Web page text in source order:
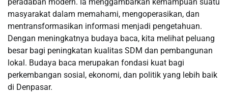
peradaban modern. Ia menggambarkan kemampuan suatu
masyarakat dalam memahami, mengoperasikan, dan
mentransformasikan informasi menjadi pengetahuan.
Dengan meningkatnya budaya baca, kita melihat peluang
besar bagi peningkatan kualitas SDM dan pembangunan
lokal. Budaya baca merupakan fondasi kuat bagi
perkembangan sosial, ekonomi, dan politik yang lebih baik
di Denpasar.